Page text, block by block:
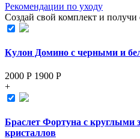
Рекомендации по уходу
Создай свой комплект и получи
Кулон Домино с черными и
2000 Р 1900 Р
+
Браслет Фортуна с круглыми
кристаллов